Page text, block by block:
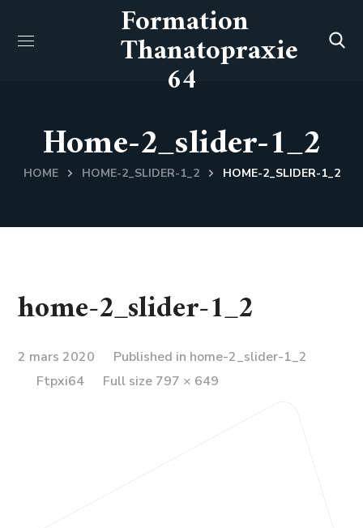
Formation
Thanatopraxie
64
Home-2_slider-1_2
HOME HOME-2_SLIDER-1_2 HOME-2_SLIDER-1_2
home-2_slider-1_2
2 mars 2020 Published in home-2_slider-1_2
Ftpxi64
Full
Full size 797 × 649